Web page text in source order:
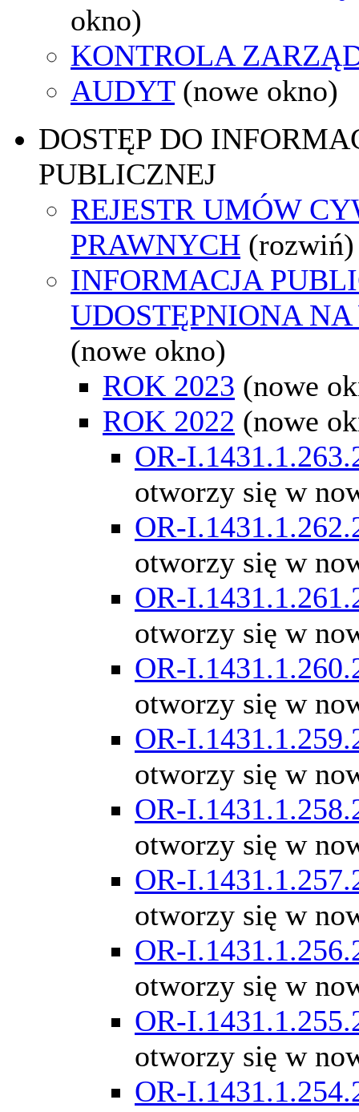
okno)
KONTROLA
AUDYT (nowe okno)
DOSTĘP DO
PUBLICZNEJ
REJESTR UMÓW
PRAWNYCH (rozwiń)
INFORMACJA
UDOSTĘPNIONA
(nowe okno)
ROK 2023 (nowe
ROK 2022 (nowe
OR-
otworzy się w
OR-
otworzy się w
OR-
otworzy się w
OR-
otworzy się w
OR-
otworzy się w
OR-
otworzy się w
OR-
otworzy się w
OR-
otworzy się w
OR-
otworzy się w
OR-